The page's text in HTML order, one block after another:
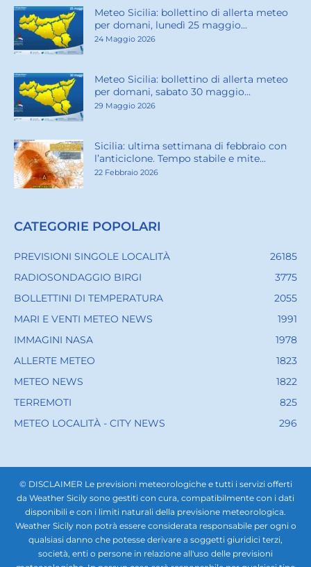
Meteo Sicilia: bollettino di allerta meteo
per domani, lunedì 25 maggio...
24 Maggio 2026
Meteo Sicilia: bollettino di allerta meteo
per domani, sabato 30 maggio...
29 Maggio 2026
Sicilia: ultima settimana di febbraio con
l’anticiclone. Tempo stabile e mite...
22 Febbraio 2026
CATEGORIE POPOLARI
PREVISIONI SINGOLE LOCALITÀ
26185
RADIOSONDAGGIO BIRGI
3775
BOLLETTINI DI TEMPERATURA
2055
MARI E VENTI METEO NEWS
1991
IMMAGINI NASA
1978
ALLERTE METEO
1823
METEO NEWS
1822
TERREMOTI
825
METEO LOCALITÀ - CITY NEWS
296
© DISCLAIMER Le previsioni meteorologiche e tutti i servizi offerti
da Weather Sicily sono gestiti con cura, compatibilmente con i dati
disponibili e con i limiti naturali della previsione meteorologica.
Weather Sicily non potrà essere considerata responsabile per ogni o
qualsiasi danno che potesse derivare a soggetti giuridici terzi,
società, enti o persone in relazione all'uso delle previsioni